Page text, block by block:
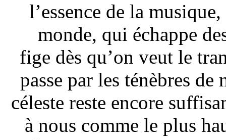
l’essence de la
monde, qui échappe
fige dès qu’on veut le
passe par les ténèbres
céleste reste encore
à nous comme le plus